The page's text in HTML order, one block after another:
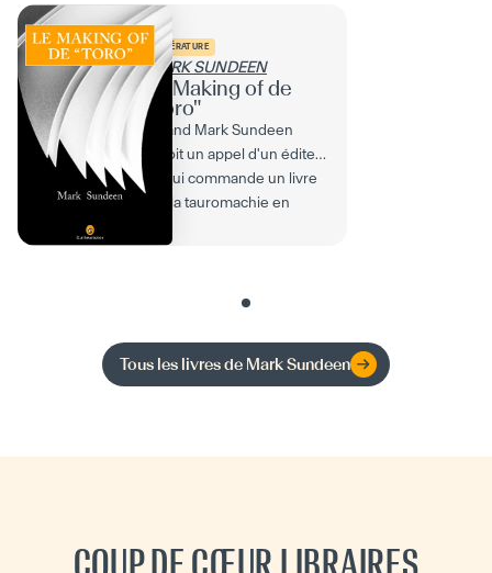
LITTÉRATURE
MARK SUNDEEN
Le Making of de
"Toro"
Quand Mark Sundeen
reçoit un appel d'un éditeur
qui lui commande un livre
sur la tauromachie en
Tous les livres de Mark Sundeen